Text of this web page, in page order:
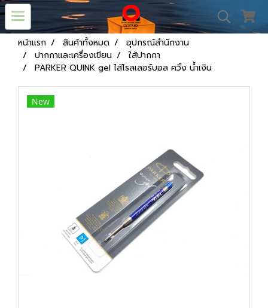
หน้าแรก สินค้าทั้งหมด
อุปกรณ์สำนักงาน
ปากกาและเครื่องเขียน
ใส้ปากกา
PARKER QUINK gel ไส้โรลเลอร์บอล ควิ้ง น้ำเงิน
New